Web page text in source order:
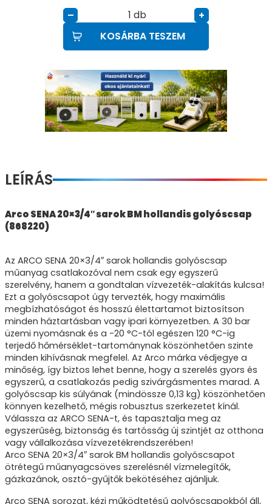
– db
+
KOSÁRBA TESZEM
LEÍRÁS
Arco SENA 20×3/4″ sarok BM hollandis golyóscsap
(868220)
Az ARCO SENA 20×3/4″ sarok hollandis golyóscsap
műanyag csatlakozóval nem csak egy egyszerű
szerelvény, hanem a gondtalan vízvezeték-alakítás kulcsa!
Ezt a golyóscsapot úgy tervezték, hogy maximális
megbízhatóságot és hosszú élettartamot biztosítson
minden háztartásban vagy ipari környezetben. A 30 bar
üzemi nyomásnak és a -20 °C-tól egészen 120 °C-ig
terjedő hőmérséklet-tartománynak köszönhetően szinte
minden kihívásnak megfelel. Az Arco márka védjegye a
minőség, így biztos lehet benne, hogy a szerelés gyors és
egyszerű, a csatlakozás pedig szivárgásmentes marad. A
golyóscsap kis súlyának (mindössze 0,13 kg) köszönhetően
könnyen kezelhető, mégis robusztus szerkezetet kínál.
Válassza az ARCO SENA-t, és tapasztalja meg az
egyszerűség, biztonság és tartósság új szintjét az otthona
vagy vállalkozása vízvezetékrendszerében!
Arco SENA 20×3/4″ sarok BM hollandis golyóscsapot
ötrétegű műanyagcsöves szerelésnél vízmelegítők,
gázkazánok, osztó-gyűjtők bekötéséhez ajánljuk.
Arco SENA sorozat, kézi működtetésű golyóscsapokból áll,